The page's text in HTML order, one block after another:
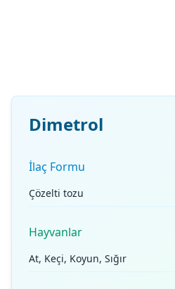
Dimetrol
İlaç Formu
Çözelti tozu
Hayvanlar
At, Keçi, Koyun, Sığır